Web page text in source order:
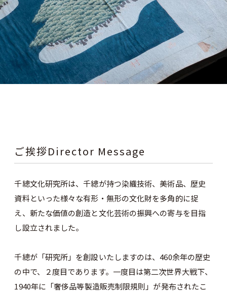
ご挨拶Director Message
千總文化研究所は、千總が持つ染織技術、美術品、歴史
資料といった様々な有形・無形の文化財を多角的に捉
え、新たな価値の創造と文化芸術の振興への寄与を目指
し設立されました。
千總が「研究所」を創設いたしますのは、460余年の歴史
の中で、２度目であります。一度目は第二次世界大戦下、
1940年に「奢侈品等製造販売制限規則」が発布されたこ